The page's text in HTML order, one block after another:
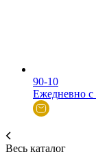
90-10
Ежедневно с
Весь каталог